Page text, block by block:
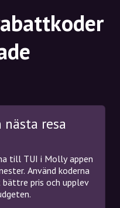
resa
till TUI i Molly appen
Använd koderna
pris och upplev